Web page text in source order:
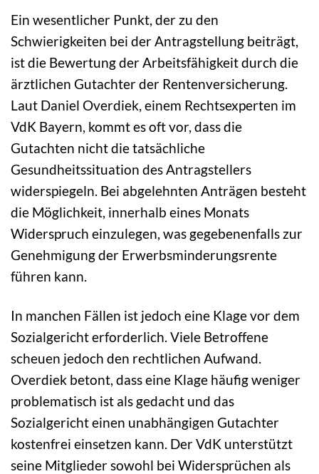
Ein wesentlicher Punkt, der zu den
Schwierigkeiten bei der Antragstellung beiträgt,
ist die Bewertung der Arbeitsfähigkeit durch die
ärztlichen Gutachter der Rentenversicherung.
Laut Daniel Overdiek, einem Rechtsexperten im
VdK Bayern, kommt es oft vor, dass die
Gutachten nicht die tatsächliche
Gesundheitssituation des Antragstellers
widerspiegeln. Bei abgelehnten Anträgen besteht
die Möglichkeit, innerhalb eines Monats
Widerspruch einzulegen, was gegebenenfalls zur
Genehmigung der Erwerbsminderungsrente
führen kann.
In manchen Fällen ist jedoch eine Klage vor dem
Sozialgericht erforderlich. Viele Betroffene
scheuen jedoch den rechtlichen Aufwand.
Overdiek betont, dass eine Klage häufig weniger
problematisch ist als gedacht und das
Sozialgericht einen unabhängigen Gutachter
kostenfrei einsetzen kann. Der VdK unterstützt
seine Mitglieder sowohl bei Widersprüchen als